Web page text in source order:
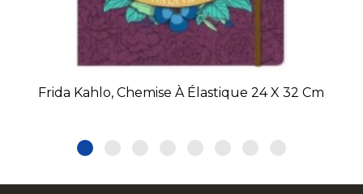
Frida Kahlo, Chemise À Élastique 24 X 32 Cm